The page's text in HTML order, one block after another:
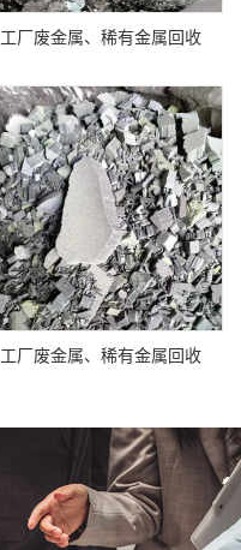
工厂废金属、稀有金属回收
工厂废金属、稀有金属回收